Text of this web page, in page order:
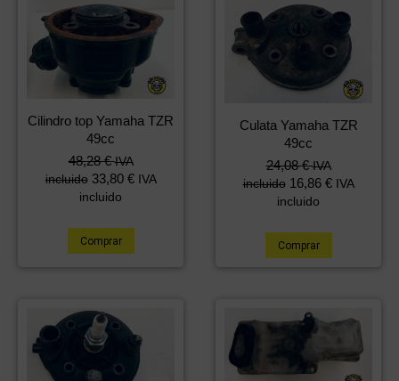
Cilindro top Yamaha TZR
49cc
48,28€ IVA
incluido 33,80 € IVA
incluido
Comprar
Culata Yamaha TZR
49cc
24,08€ IVA
incluido 16,86 € IVA
incluido
Comprar